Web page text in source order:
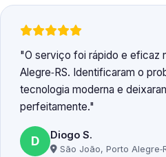
O serviço foi rápido e eficaz
Alegre‑RS. Identificaram o
tecnologia moderna e
perfeitamente.
D Diogo S.
São João, Porto